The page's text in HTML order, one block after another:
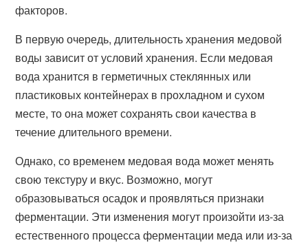
факторов.
В первую очередь, длительность хранения медовой
воды зависит от условий хранения. Если медовая
вода хранится в герметичных стеклянных или
пластиковых контейнерах в прохладном и сухом
месте, то она может сохранять свои качества в
течение длительного времени.
Однако, со временем медовая вода может менять
свою текстуру и вкус. Возможно, могут
образовываться осадок и проявляться признаки
ферментации. Эти изменения могут произойти из-за
естественного процесса ферментации меда или из-за